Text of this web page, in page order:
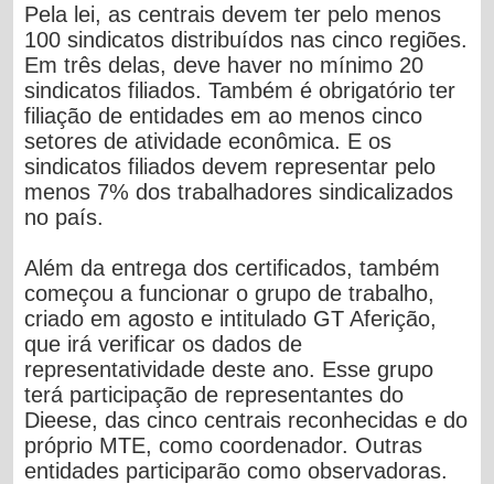
Pela lei, as centrais devem ter pelo menos
100 sindicatos distribuídos nas cinco regiões.
Em três delas, deve haver no mínimo 20
sindicatos filiados. Também é obrigatório ter
filiação de entidades em ao menos cinco
setores de atividade econômica. E os
sindicatos filiados devem representar pelo
menos 7% dos trabalhadores sindicalizados
no país.
Além da entrega dos certificados, também
começou a funcionar o grupo de trabalho,
criado em agosto e intitulado GT Aferição,
que irá verificar os dados de
representatividade deste ano. Esse grupo
terá participação de representantes do
Dieese, das cinco centrais reconhecidas e do
próprio MTE, como coordenador. Outras
entidades participarão como observadoras.